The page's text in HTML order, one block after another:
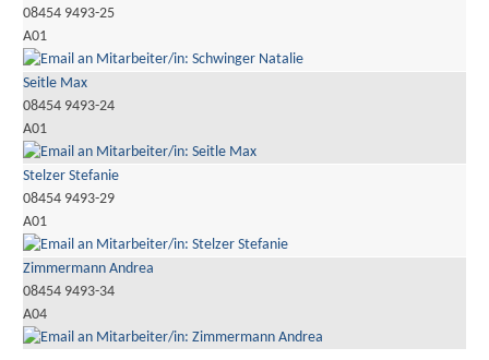
08454 9493-25
A01
Seitle Max
08454 9493-24
A01
Stelzer Stefanie
08454 9493-29
A01
Zimmermann Andrea
08454 9493-34
A04